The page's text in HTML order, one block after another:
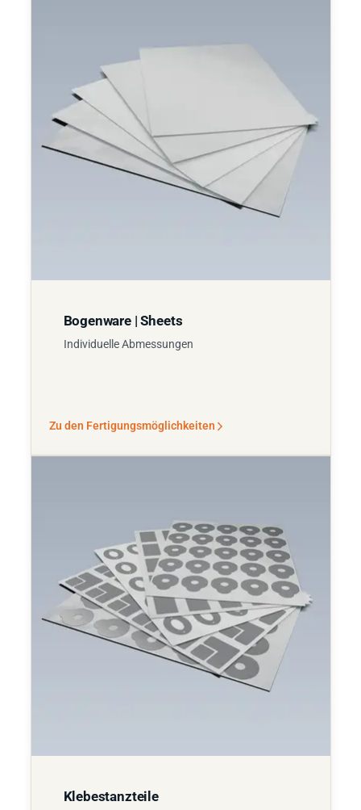
Bogenware | Sheets
Individuelle Abmessungen
Zu den Fertigungsmöglichkeiten
Klebestanzteile